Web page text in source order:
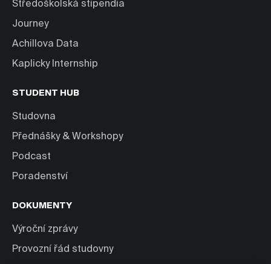
Středoškolská stipendia
Journey
Achillova Data
Kaplicky Internship
STUDENT HUB
Studovna
Přednášky & Workshopy
Podcast
Poradenství
DOKUMENTY
Výroční zprávy
Provozní řád studovny